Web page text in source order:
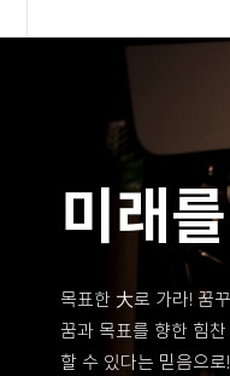
미래
목표한 大로 가라! 꿈
꿈과 목표를 향한 힘
할 수 있다는 믿음으